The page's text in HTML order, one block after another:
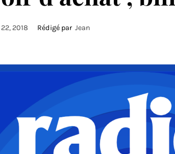
2018 Rédigé par Jean